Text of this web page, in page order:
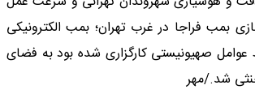
بمب فراجا در غرب تهران؛ بمب الکترونیکی
صهیونیستی کارگزاری شده بود به فضای
شد./مهر